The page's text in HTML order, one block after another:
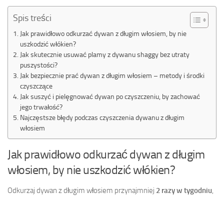
Spis treści
Jak prawidłowo odkurzać dywan z długim włosiem, by nie
uszkodzić włókien?
Jak skutecznie usuwać plamy z dywanu shaggy bez utraty
puszystości?
Jak bezpiecznie prać dywan z długim włosiem – metody i środki
czyszczące
Jak suszyć i pielęgnować dywan po czyszczeniu, by zachować
jego trwałość?
Najczęstsze błędy podczas czyszczenia dywanu z długim
włosiem
Jak prawidłowo odkurzać dywan z długim
włosiem, by nie uszkodzić włókien?
Odkurzaj dywan z długim włosiem przynajmniej 2 razy w tygodniu